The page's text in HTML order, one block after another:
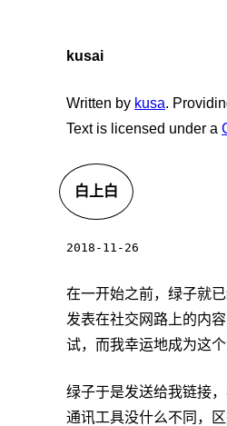
kusai
Written by kusa.
Text is licensed under a
白上白
2018-11-26
在一开始之前，绿子就
发表在社交网路上的内
试，而我幸运地成为这
绿子于是发送给我链接
通讯工具没什么不同，